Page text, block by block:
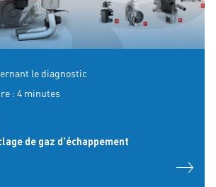
le diagnostic
: 4 minutes
de gaz d'échappement